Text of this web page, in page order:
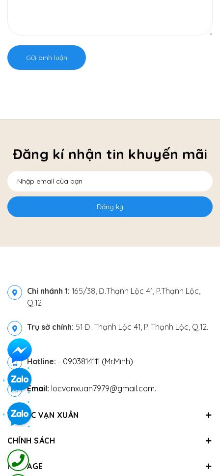
Gửi bình luận
Đăng kí nhận tin khuyến mãi
Đăng ký
Chi nhánh 1: 165/38, Đ.Thạnh Lộc 41, P.Thạnh Lộc,
Q.12
Trụ sở chính: 51 Đ. Thạnh Lộc 41, P. Thạnh Lộc, Q.12.
Hotline: - 0903814111 (Mr.Minh)
Email: locvanxuan7979@gmail.com.
VỀ LỘC VẠN XUÂN
CHÍNH SÁCH
FANPAGE